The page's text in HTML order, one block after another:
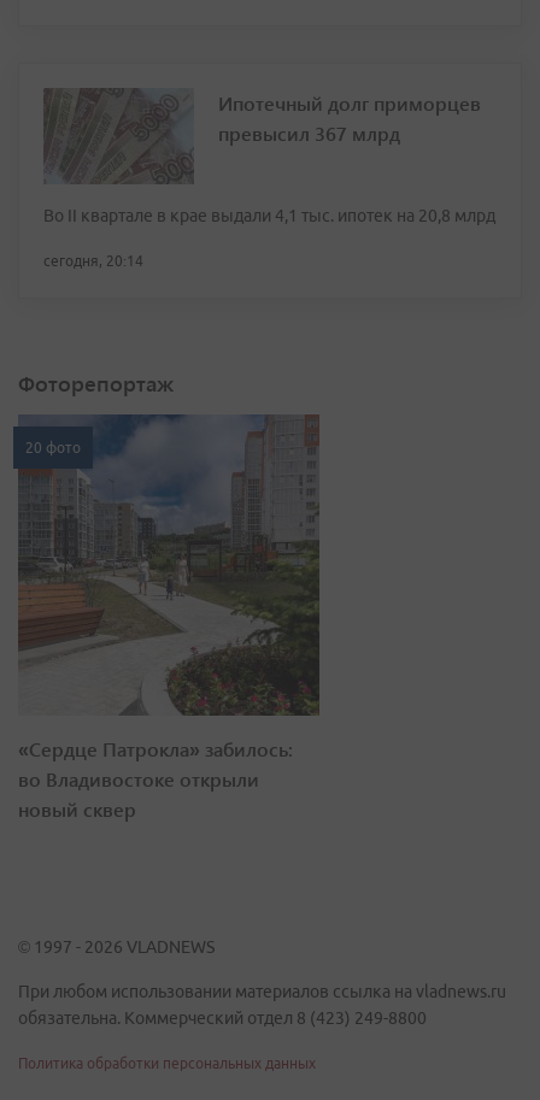
Ипотечный долг приморцев
превысил 367 млрд
Во II квартале в крае выдали 4,1 тыс. ипотек на 20,8 млрд
сегодня, 20:14
Фоторепортаж
20 фото
«Сердце Патрокла» забилось:
во Владивостоке открыли
новый сквер
© 1997 - 2026 VLADNEWS
При любом использовании материалов ссылка на vladnews.ru
обязательна. Коммерческий отдел 8 (423) 249-8800
Политика обработки персональных данных